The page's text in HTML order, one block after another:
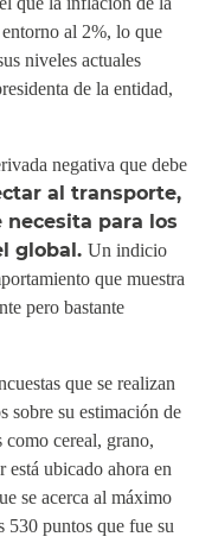
al 2%, lo que
niveles actuales
de la entidad,
negativa que debe
al transporte,
para los
global. Un indicio
que muestra
pero bastante
que se realizan
sobre su estimación de
como cereal, grano,
ubicado ahora en
se acerca al máximo
530 puntos que fue su